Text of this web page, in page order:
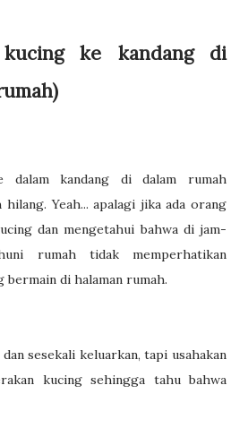
ke kandang di
dalam kandang di dalam rumah
Yeah... apalagi jika ada orang
dan mengetahui bahwa di jam-
rumah tidak memperhatikan
bermain di halaman rumah.
sesekali keluarkan, tapi usahakan
kucing sehingga tahu bahwa